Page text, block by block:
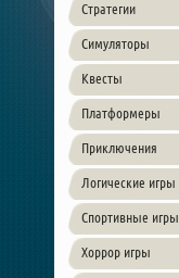
Стратегии
Симуляторы
Квесты
Платформеры
Приключения
Логические игры
Спортивные игры
Хоррор игры